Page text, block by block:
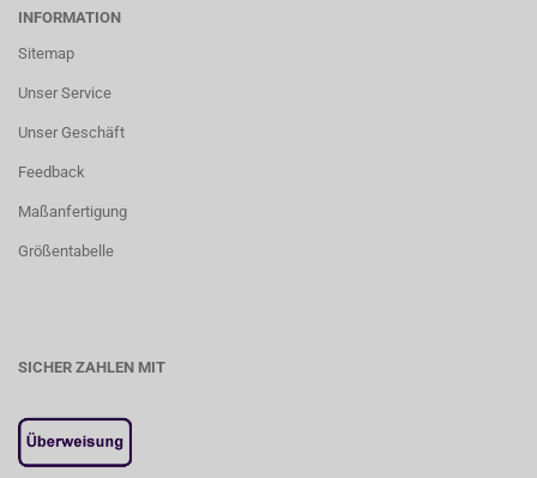
INFORMATION
Sitemap
Unser Service
Unser Geschäft
Feedback
Maßanfertigung
Größentabelle
SICHER ZAHLEN MIT